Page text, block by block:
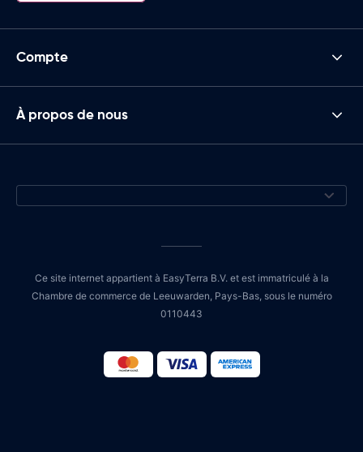
Compte
À propos de nous
Ce site internet appartient à EasyTerra B.V. et est immatriculé à la
Chambre de commerce de Leeuwarden, Pays-Bas, sous le numéro
0110443